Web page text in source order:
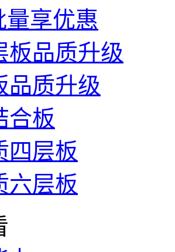
量享优惠
板品质升级
品质升级
合板
四层板
六层板